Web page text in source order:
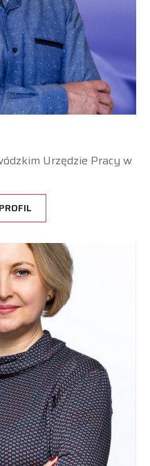
Urzędzie Pracy w